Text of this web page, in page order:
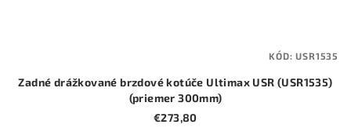
Zadné drážkované brzdové kotúče Ultimax USR (USR1535)
(priemer 300mm)
€273,80
KÓD:USR1535